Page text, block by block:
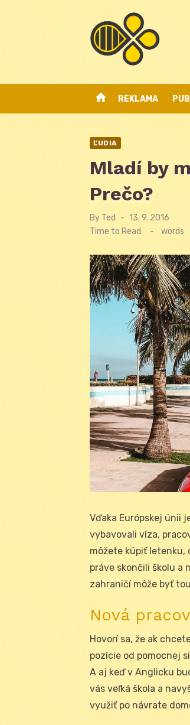
home REKLAMA
ĽUDIA
Mladí by
Prečo?
By Ted
Posted
on
13. 9. 2016
Time to Read:
- words
Vďaka Európskej únii
vybavovali víza,
môžete kúpiť letenku,
práve skončili školu a
zahraničí môže byť
Nová
Hovorí sa, že ak
pozície od pomocnej
A aj keď v Anglicku
vás veľká škola a
využiť po návrate